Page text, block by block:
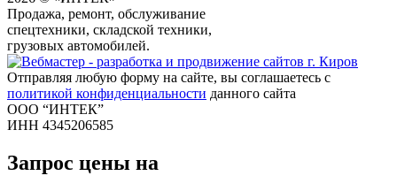
Продажа, ремонт, обслуживание
спецтехники, складской техники,
грузовых автомобилей.
Отправляя любую форму на сайте, вы соглашаетесь с
политикой конфиденциальности данного сайта
ООО “ИНТЕК”
ИНН 4345206585
Запрос цены на